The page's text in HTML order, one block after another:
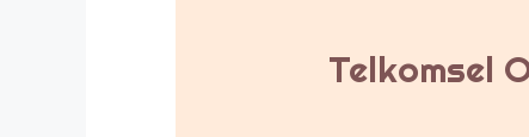
Telkomsel